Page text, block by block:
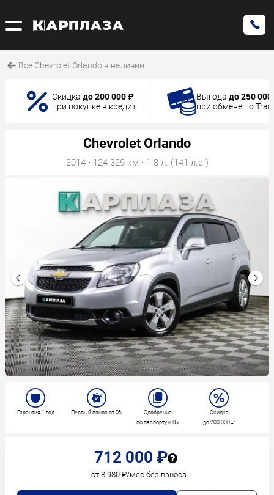
Все Chevrolet Orlando в наличии
Скидка до 200 000 ₽
при покупке в кредит
Выгода до 250
при обмене по
712 000 ₽
от 8 980 ₽/мес без взноса
Гарантия 1 год Первый взнос от 0%
Одобрение
по паспорту и ВУ
Скидка
до 200 000 ₽
Chevrolet Orlando
2014 · 124 329 км · 1.8 л. (141 л.с.)